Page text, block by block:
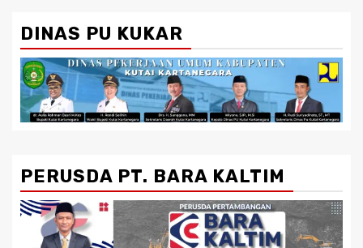
DINAS PU KUKAR
PERUSDA PT. BARA KALTIM